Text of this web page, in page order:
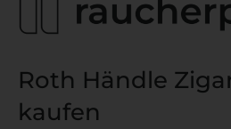
Roth Händle
kaufen